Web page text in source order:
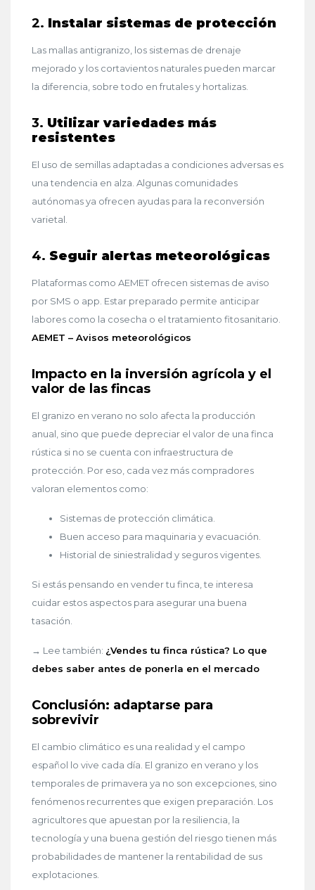
2. Instalar sistemas de protección
Las mallas antigranizo, los sistemas de drenaje
mejorado y los cortavientos naturales pueden marcar
la diferencia, sobre todo en frutales y hortalizas.
3. Utilizar variedades más
resistentes
El uso de semillas adaptadas a condiciones adversas es
una tendencia en alza. Algunas comunidades
autónomas ya ofrecen ayudas para la reconversión
varietal.
4. Seguir alertas meteorológicas
Plataformas como AEMET ofrecen sistemas de aviso
por SMS o app. Estar preparado permite anticipar
labores como la cosecha o el tratamiento fitosanitario.
AEMET – Avisos meteorológicos
Impacto en la inversión agrícola y el
valor de las fincas
El granizo en verano no solo afecta la producción
anual, sino que puede depreciar el valor de una finca
rústica si no se cuenta con infraestructura de
protección. Por eso, cada vez más compradores
valoran elementos como:
Sistemas de protección climática.
Buen acceso para maquinaria y evacuación.
Historial de siniestralidad y seguros vigentes.
Si estás pensando en vender tu finca, te interesa
cuidar estos aspectos para asegurar una buena
tasación.
→ Lee también: ¿Vendes tu finca rústica? Lo que
debes saber antes de ponerla en el mercado
Conclusión: adaptarse para
sobrevivir
El cambio climático es una realidad y el campo
español lo vive cada día. El granizo en verano y los
temporales de primavera ya no son excepciones, sino
fenómenos recurrentes que exigen preparación. Los
agricultores que apuestan por la resiliencia, la
tecnología y una buena gestión del riesgo tienen más
probabilidades de mantener la rentabilidad de sus
explotaciones.